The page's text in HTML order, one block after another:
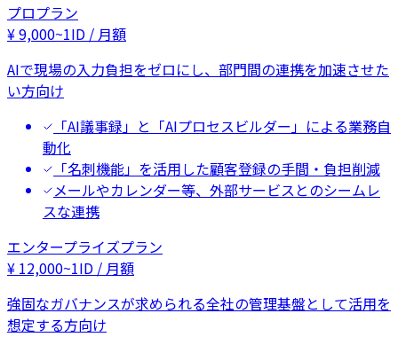
プロプラン
¥9,000~1ID / 月額
AIで現場の入力負担をゼロにし、部門間の連携を加速させた
い方向け
「AI議事録」と「AIプロセスビルダー」による業務自
動化
「名刺機能」を活用した顧客登録の手間・負担削減
メールやカレンダー等、外部サービスとのシームレ
スな連携
エンタープライズプラン
¥ 12,000~1ID / 月額
強固なガバナンスが求められる全社の管理基盤として活用を
想定する方向け